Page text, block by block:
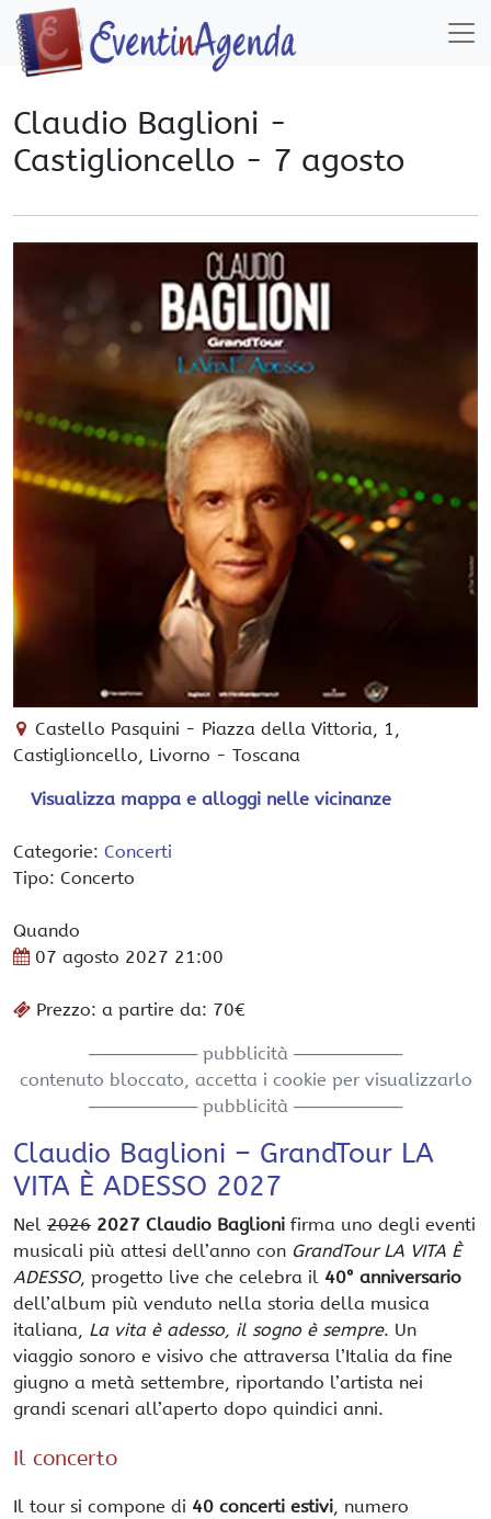
Claudio Baglioni -
Castiglioncello - 7 agosto
Castello Pasquini - Piazza della Vittoria, 1,
Castiglioncello, Livorno - Toscana
Visualizza mappa e alloggi nelle vicinanze
Categorie: Concerti
Tipo: Concerto
Quando
07 agosto 2027 21:00
Prezzo: a partire da: 70€
───────── pubblicità ─────────
contenuto bloccato, accetta i cookie per visualizzarlo
───────── pubblicità ─────────
Claudio Baglioni – GrandTour LA
VITA È ADESSO 2027
Nel 2026 2027 Claudio Baglioni firma uno degli eventi
musicali più attesi dell’anno con GrandTour LA VITA È
ADESSO, progetto live che celebra il 40° anniversario
dell’album più venduto nella storia della musica
italiana, La vita è adesso, il sogno è sempre. Un
viaggio sonoro e visivo che attraversa l’Italia da fine
giugno a metà settembre, riportando l’artista nei
grandi scenari all’aperto dopo quindici anni.
Il concerto
Il tour si compone di 40 concerti estivi, numero